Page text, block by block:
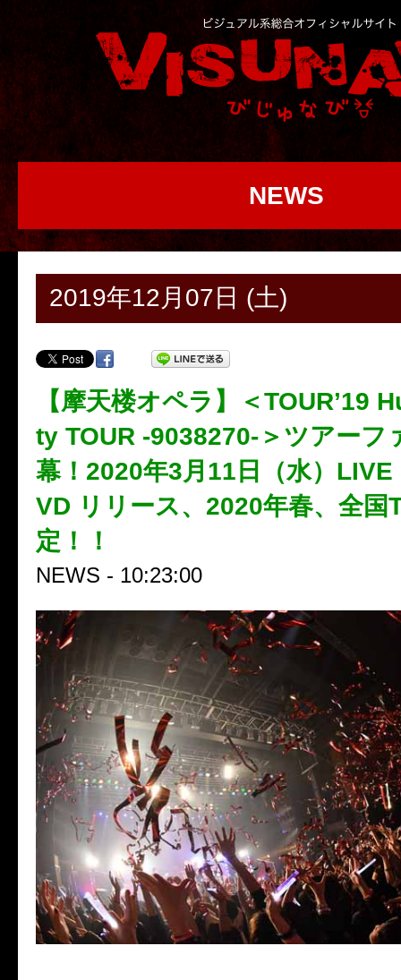
NEWS
2019年12月07日 (土)
【摩天楼オペラ】＜TOUR’19
ty TOUR -9038270-＞ツアーフ
幕！2020年3月11日（水）
VD リリース、2020年春、全国
定！！
NEWS - 10:23:00